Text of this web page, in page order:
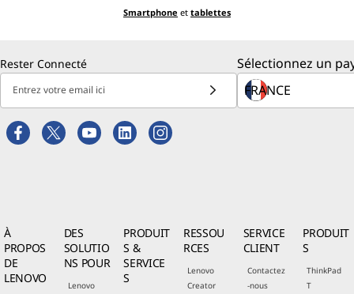
Smartphone et tablettes
Rester Connecté
Entrez votre email ici
Sélectionnez un
À
PROPOS
DE
LENOVO
DES
SOLUTIO
NS POUR
Lenovo
PRODUIT
S &
SERVICE
S
RESSOU
RCES
Lenovo
Creator
SERVICE
CLIENT
Contactez
-nous
PRODUIT
S
ThinkPad
T